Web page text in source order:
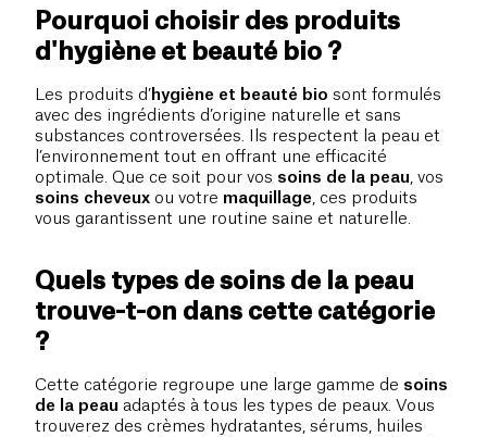
Pourquoi choisir des produits
d'hygiène et beauté bio ?
Les produits d’ hygiène et beauté bio sont formulés
avec des ingrédients d’origine naturelle et sans
substances controversées. Ils respectent la peau et
l’environnement tout en offrant une efficacité
optimale. Que ce soit pour vos soins de la peau , vos
soins cheveux ou votre maquillage , ces produits
vous garantissent une routine saine et naturelle.
Quels types de soins de la peau
trouve-t-on dans cette catégorie
?
Cette catégorie regroupe une large gamme de soins
de la peau adaptés à tous les types de peaux. Vous
trouverez des crèmes hydratantes, sérums, huiles